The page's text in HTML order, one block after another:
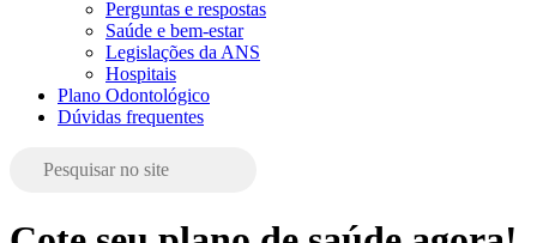
Perguntas e respostas
Saúde e bem-estar
Legislações da ANS
Hospitais
Plano Odontológico
Dúvidas frequentes